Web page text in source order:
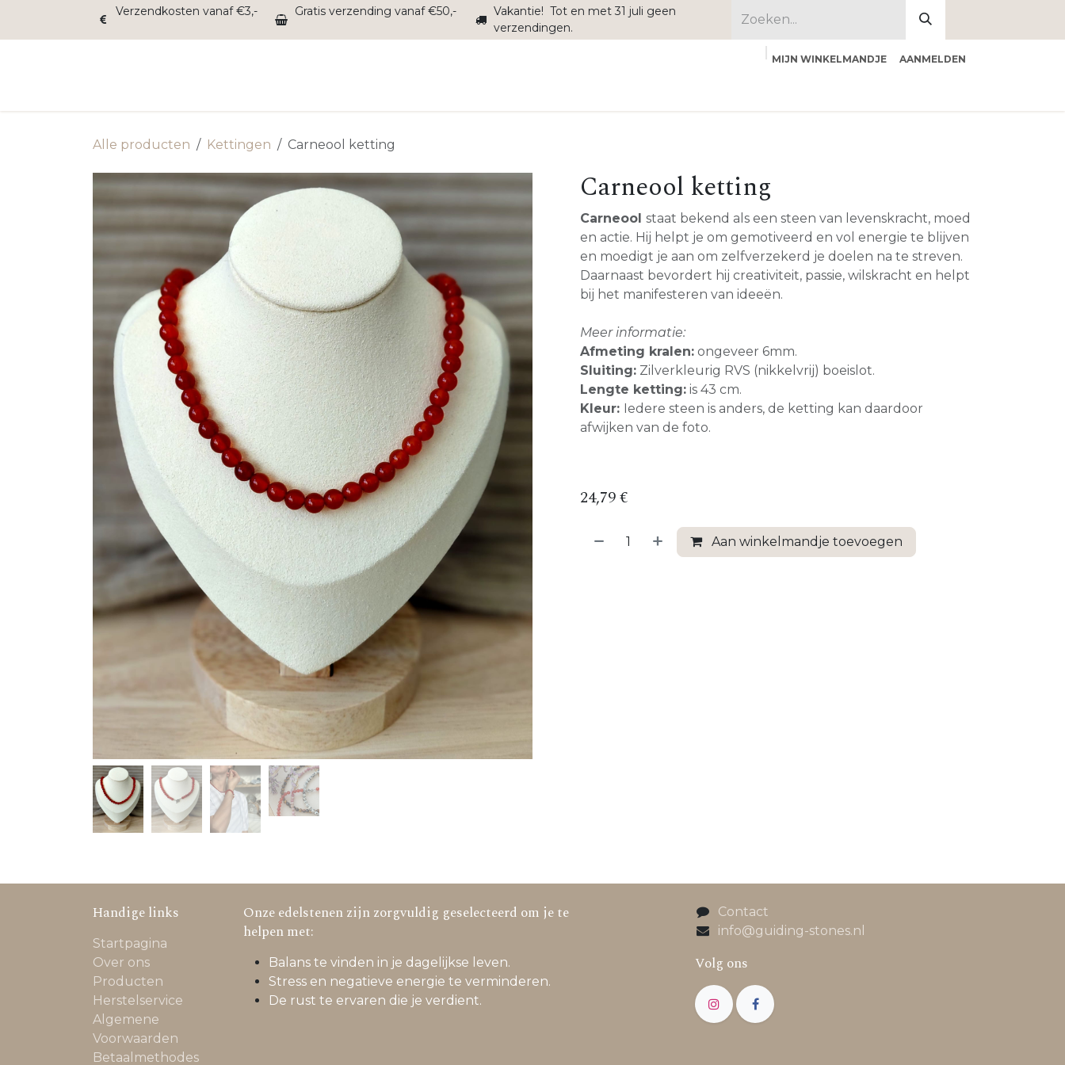
Overslaan naar inhoudVerzendkosten vanaf €3,- Gratis verzending vanaf €50,-
Vakantie! Tot en met 31 juli geen
verzendingen.
MIJN WINKELMANDJE AANMELDEN
Alle producten Kettingen Carneool ketting
Carneool ketting
Carneool staat bekend als een steen van levenskracht, moed
en actie. Hij helpt je om gemotiveerd en vol energie te blijven
en moedigt je aan om zelfverzekerd je doelen na te streven.
Daarnaast bevordert hij creativiteit, passie, wilskracht en helpt
bij het manifesteren van ideeën.
Meer informatie:
Afmeting kralen: ongeveer 6mm.
Sluiting: Zilverkleurig RVS (nikkelvrij) boeislot.
Lengte ketting: is 43 cm.
Kleur: Iedere steen is anders, de ketting kan daardoor
afwijken van de foto.
24,79€
Aan winkelmandje toevoegen
Handige links
Startpagina
Over ons
Producten
Herstelservice
Algemene
Voorwaarden
Betaalmethodes
Onze edelstenen zijn zorgvuldig geselecteerd om je te
helpen met:
Balans te vinden in je dagelijkse leven.
Stress en negatieve energie te verminderen.
De rust te ervaren die je verdient.
Contact
info@guiding-stones.nl
Volg ons